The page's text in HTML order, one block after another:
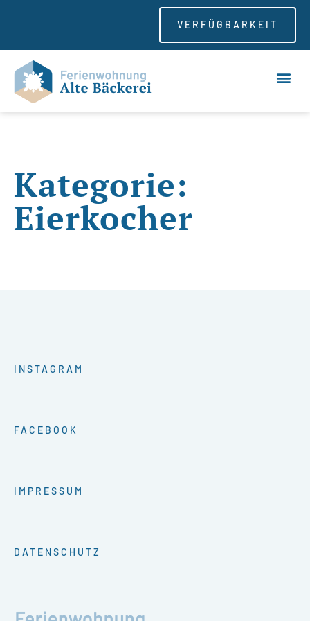
VERFÜGBARKEIT
Kategorie:
Eierkocher
INSTAGRAM
FACEBOOK
IMPRESSUM
DATENSCHUTZ